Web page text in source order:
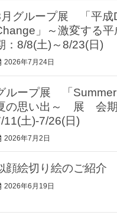
グループ展 「平成
」～激変する
：8/8(土)～8/23(日)
2026年7月24日
ループ展 「Summer
の思い出～ 展 会期
11(土)-7/26(日)
2026年7月2日
顔絵切り絵のご紹介
2026年6月19日